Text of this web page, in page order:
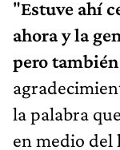
"Estuve ahí
ahora y la
pero
la palabra
en medio del